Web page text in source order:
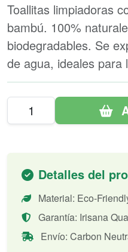
Toallitas limpiadoras
bambú. 100%
biodegradables. Se
de agua, ideales para
Detalles del
Material: Eco-
Garantía: Irisana
Envío: Carbon